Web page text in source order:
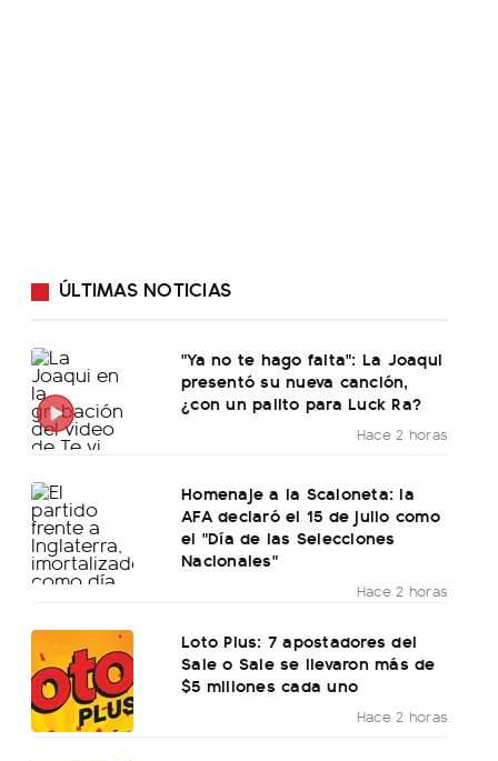
ÚLTIMAS NOTICIAS
"Ya no te hago falta": La Joaqui
presentó su nueva canción,
¿con un palito para Luck Ra?
Hace 2 horas
Homenaje a la Scaloneta: la
AFA declaró el 15 de julio como
el "Día de las Selecciones
Nacionales"
Hace 2 horas
Loto Plus: 7 apostadores del
Sale o Sale se llevaron más de
$5 millones cada uno
Hace 2 horas